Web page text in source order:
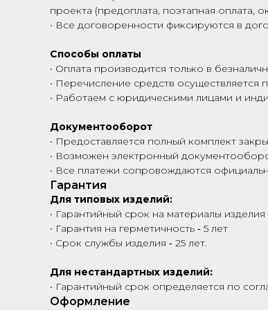
проекта (предоплата, поэтапная оплата,
• Все договоренности фиксируются в
Способы оплаты
• Оплата производится только в
• Перечисление средств осуществляется
• Работаем с юридическими лицами и
Документооборот
• Предоставляется полный комплект
• Возможен электронный
• Все платежи сопровождаются
Гарантия
Для типовых изделий:
• Гарантийный срок на материалы
• Гарантия на герметичность ‑ 5 лет
• Срок службы изделия ‑ 25 лет.
Для нестандартных изделий:
• Гарантийный срок определяется по
Оформление